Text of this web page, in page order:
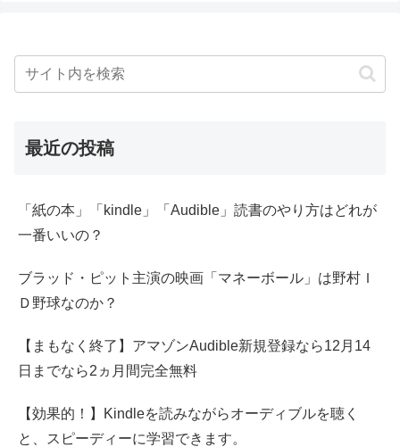
最近の投稿
「紙の本」「kindle」「Audible」読書のやり方はどれが
一番いいの？
ブラッド・ピット主演の映画「マネーボール」は野村Ｉ
Ｄ野球なのか？
【まもなく終了】アマゾンAudible新規登録なら12月14
日までなら2ヵ月間完全無料
【効果的！】Kindleを読みながらオーディブルを聴く
と、スピーディーに学習できます。